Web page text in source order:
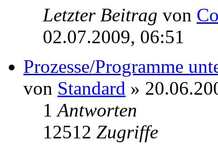
Letzter Beitrag von
02.07.2009, 06:51
Prozesse/Programme
von Standard »
1Antworten
12512 Zugriffe